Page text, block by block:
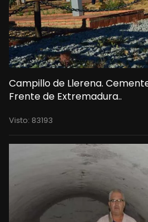
Campillo de Llerena.
Frente de Extremadura..
Visto: 83193